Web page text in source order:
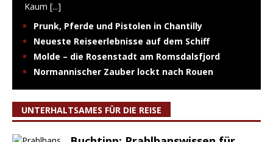
Kaum [...]
Prunk, Pferde und Pistolen in Chantilly
Neueste Reiseerlebnisse auf dem Schiff
Molde – die Rosenstadt am Romsdalsfjord
Normannischer Zauber lockt nach Rouen
UNTERHALTSAMES FÜR DIE REISE